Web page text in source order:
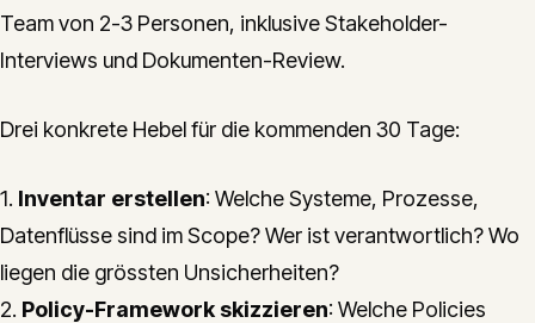
Team von 2-3 Personen, inklusive Stakeholder-
Interviews und Dokumenten-Review.
Drei konkrete Hebel für die kommenden 30 Tage:
1. Inventar erstellen: Welche Systeme, Prozesse,
Datenflüsse sind im Scope? Wer ist verantwortlich? Wo
liegen die grössten Unsicherheiten?
2. Policy-Framework skizzieren: Welche Policies